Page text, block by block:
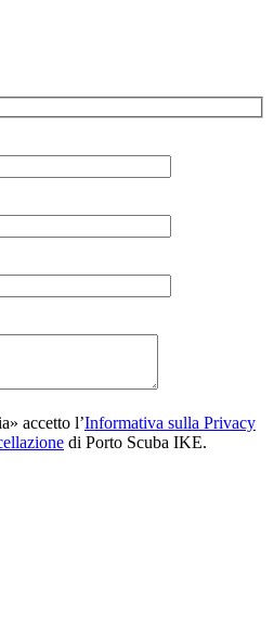
accetto l’Informativa sulla Privacy
di Porto Scuba IKE.